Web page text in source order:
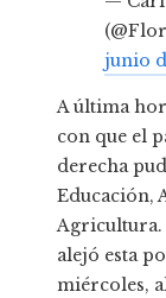
junio
A última
con que el
derecha
Educación,
Agricultura.
alejó esta
miércoles,